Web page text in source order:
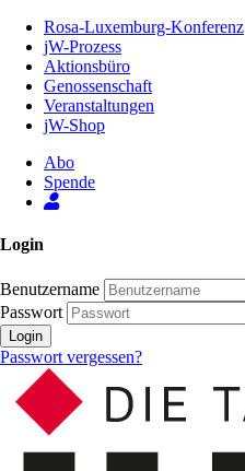
Inhalt
Seite
Rosa-Luxemburg-Konferenz
jW-Prozess
Aktionsbüro
Genossenschaft
Veranstaltungen
jW-Shop
Abo
Spende
Login
Benutzername
Passwort
Login
Passwort vergessen?